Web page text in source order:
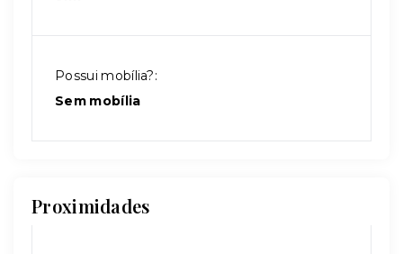
Possui mobília?:
Sem mobília
Proximidades